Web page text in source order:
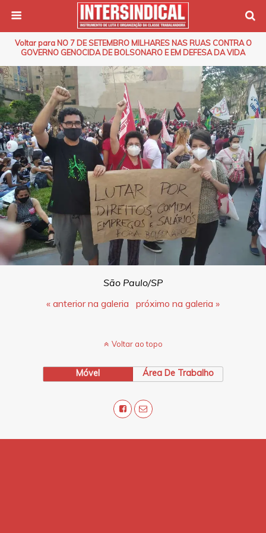
Voltar para NO 7 DE SETEMBRO MILHARES NAS RUAS CONTRA O
GOVERNO GENOCIDA DE BOLSONARO E EM DEFESA DA VIDA
São Paulo/SP
« anterior na galeria
próximo na galeria »
Voltar ao topo
Móvel Área De Trabalho